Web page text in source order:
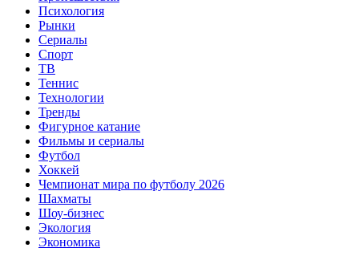
Психология
Рынки
Сериалы
Спорт
ТВ
Теннис
Технологии
Тренды
Фигурное катание
Фильмы и сериалы
Футбол
Хоккей
Чемпионат мира по футболу 2026
Шахматы
Шоу-бизнес
Экология
Экономика